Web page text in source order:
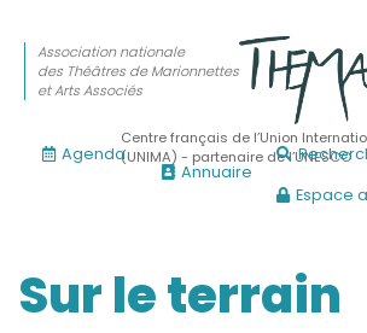
Association nationale
des Théâtres de Marionnettes
et Arts Associés
Centre français de l’Union
(UNIMA) - partenaire de l’UNESCO
Agenda
Annuaire
Espace
Sur le terrain